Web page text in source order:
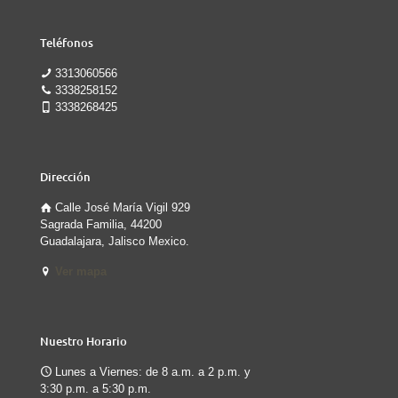
Teléfonos
3313060566
3338258152
3338268425
Dirección
Calle José María Vigil 929
Sagrada Familia, 44200
Guadalajara, Jalisco Mexico.
Nuestro Horario
Lunes a Viernes: de 8 a.m. a 2 p.m. y
3:30 p.m. a 5:30 p.m.